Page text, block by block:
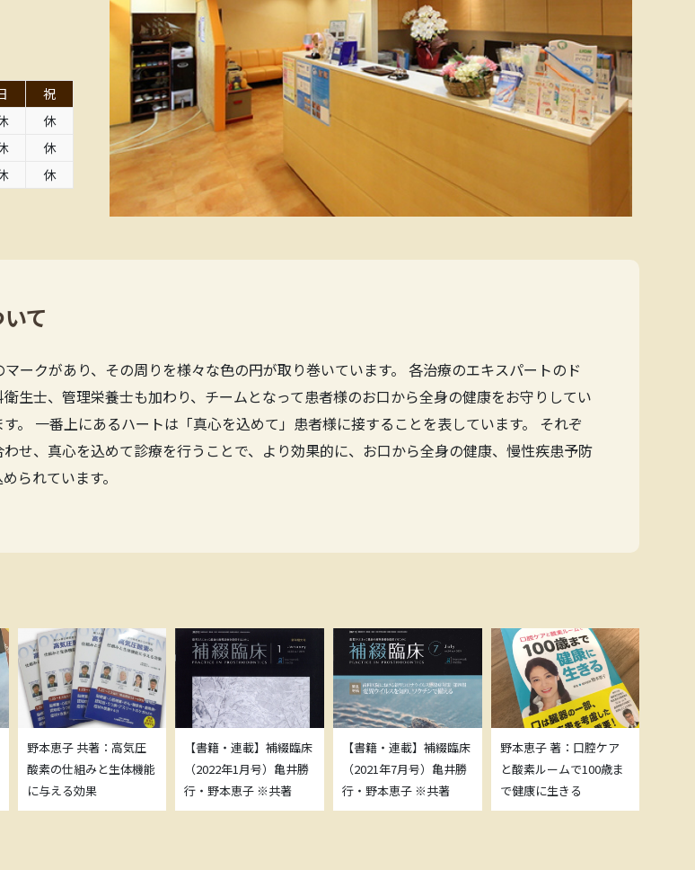
祝
休
休
休
て
ークがあり、その周りを様々な色の円が取り巻いています。 各治療のエキスパートのド
生士、管理栄養士も加わり、チームとなって患者様のお口から全身の健康をお守りしてい
。 一番上にあるハートは「真心を込めて」患者様に接することを表しています。 それぞ
せ、真心を込めて診療を行うことで、より効果的に、お口から全身の健康、慢性疾患予防
られています。
野本恵子 共著：高気圧
酸素の仕組みと生体機能
に与える効果
【書籍・連載】補綴臨床
（2022年1月号）亀井勝
行・野本恵子 ※共著
【書籍・連載】補綴臨床
（2021年7月号）亀井勝
行・野本恵子 ※共著
野本恵子 著：口腔ケア
と酸素ルームで100歳ま
で健康に生きる